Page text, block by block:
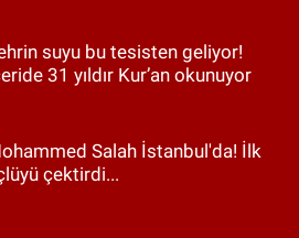
suyu bu tesisten geliyor!
31 yıldır Kur’an okunuyor
Salah İstanbul'da! İlk
çektirdi...